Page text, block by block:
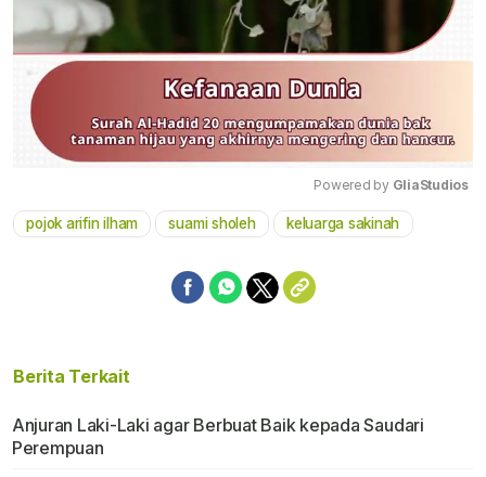
Mute
Powered by GliaStudios
pojok arifin ilham suami sholeh keluarga sakinah
Berita Terkait
Anjuran Laki-Laki agar Berbuat Baik kepada Saudari
Perempuan